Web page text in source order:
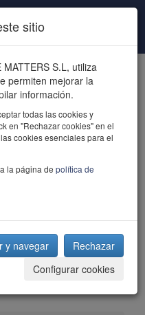
talent
sitio
S.L, utiliza
permiten mejorar la
información.
todas las cookies y
en "Rechazar cookies" en el
cookies esenciales para el
la página de política de
y navegar
Rechazar
Configurar cookies